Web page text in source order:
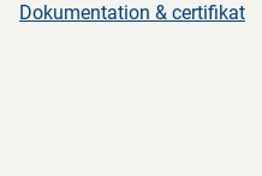
Dokumentation & certifikat